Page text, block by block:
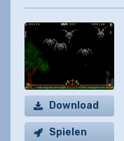
Download
Spielen